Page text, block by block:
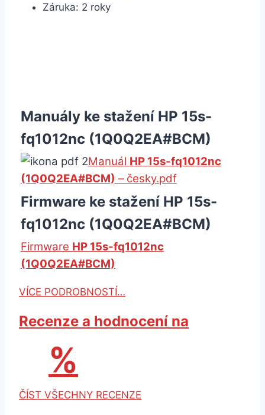
Záruka: 2 roky
Manuály ke stažení HP 15s-
fq1012nc (1Q0Q2EA#BCM)
Manuál HP 15s-fq1012nc
(1Q0Q2EA#BCM) – česky.pdf
Firmware ke stažení HP 15s-
fq1012nc (1Q0Q2EA#BCM)
Firmware HP 15s-fq1012nc
(1Q0Q2EA#BCM)
VÍCE PODROBNOSTÍ…
Recenze a hodnocení na
%
ČÍST VŠECHNY RECENZE